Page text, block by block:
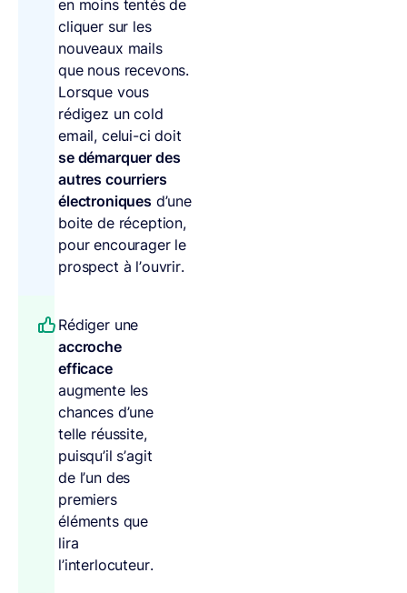
en moins tentés de
cliquer sur les
nouveaux mails
que nous recevons.
Lorsque vous
rédigez un cold
email, celui-ci doit
se démarquer des
autres courriers
électroniquesd’une
boite de réception,
pour encourager le
prospect à l’ouvrir.
Rédiger une
accroche
efficace
augmente les
chances d’une
telle réussite,
puisqu’il s’agit
de l’un des
premiers
éléments que
lira
l’interlocuteur.